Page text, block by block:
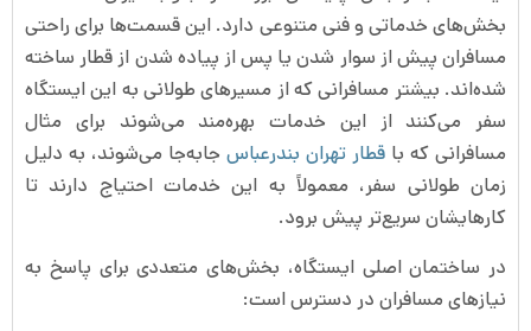
بخش‌های خدماتی و فنی متنوعی دارد. این قسمت‌ها برای راحتی
مسافران پیش از سوار شدن یا پس از پیاده شدن از قطار ساخته
شده‌اند. بیشتر مسافرانی که از مسیرهای طولانی به این ایستگاه
سفر می‌کنند از این خدمات بهره‌مند می‌شوند برای مثال
مسافرانی که با قطار تهران بندرعباس جابه‌جا می‌شوند، به دلیل
زمان طولانی سفر، معمولاً به این خدمات احتیاج دارند تا
کارهایشان سریع‌تر پیش برود.
در ساختمان اصلی ایستگاه، بخش‌های متعددی برای پاسخ به
نیازهای مسافران در دسترس است: